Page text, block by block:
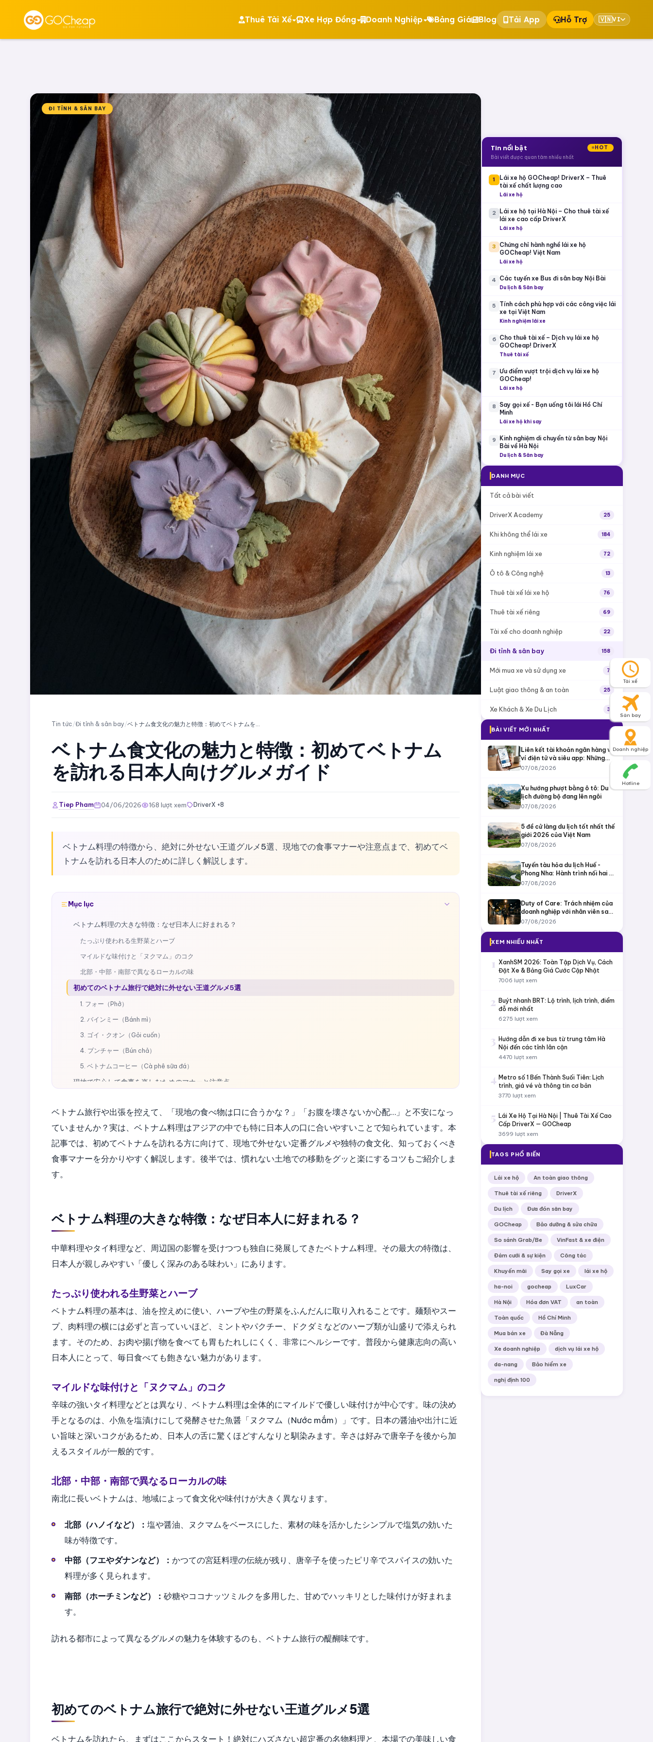
Thuê Tài Xế Xe Hợp Đồng Doanh Nghiệp Bảng Giá Blog Tải App Hỗ Trợ 🇻🇳VI
ĐI TỈNH & SÂN BAY
Tin tức/Đi tỉnh & sân bay/ ベトナム食文化の魅力と特徴：初めてベトナムを訪れる日本人向けグルメガイド
ベトナム食文化の魅力と特徴：初めてベトナム
を訪れる日本人向けグルメガイド
Tiep Pham 04/06/2026 168 lượt xem DriverX +8
ベトナム料理の特徴から、絶対に外せない王道グルメ5選、現地での食事マナーや注意点まで、初めてベ
トナムを訪れる日本人のために詳しく解説します。
Mục lục
ベトナム料理の大きな特徴：なぜ日本人に好まれる？
たっぷり使われる生野菜とハーブ
マイルドな味付けと「ヌクマム」のコク
北部・中部・南部で異なるローカルの味
初めてのベトナム旅行で絶対に外せない王道グルメ5選
1. フォー（Phở）
2. バインミー（Bánh mì）
3. ゴイ・クオン（Gỏi cuốn）
4. ブンチャー（Bún chả）
5. ベトナムコーヒー（Cà phê sữa đá）
現地で安心して食事を楽しむためのマナーと注意点
苦手な香草（パクチーなど）の抜き方
お会計とチップについて
ベトナムのグルメ巡りをより快適にする移動のコツ
ベトナム旅行や出張を控えて、「現地の食べ物は口に合うかな？」「お腹を壊さないか心配…」と不安になっ
ていませんか？実は、ベトナム料理はアジアの中でも特に日本人の口に合いやすいことで知られています。本
記事では、初めてベトナムを訪れる方に向けて、現地で外せない定番グルメや独特の食文化、知っておくべき
食事マナーを分かりやすく解説します。後半では、慣れない土地での移動をグッと楽にするコツもご紹介しま
す。
ベトナム料理の大きな特徴：なぜ日本人に好まれる？
中華料理やタイ料理など、周辺国の影響を受けつつも独自に発展してきたベトナム料理。その最大の特徴は、
日本人が親しみやすい「優しく深みのある味わい」にあります。
たっぷり使われる生野菜とハーブ
ベトナム料理の基本は、油を控えめに使い、ハーブや生の野菜をふんだんに取り入れることです。麺類やスー
プ、肉料理の横には必ずと言っていいほど、ミントやパクチー、ドクダミなどのハーブ類が山盛りで添えられ
ます。そのため、お肉や揚げ物を食べても胃もたれしにくく、非常にヘルシーです。普段から健康志向の高い
日本人にとって、毎日食べても飽きない魅力があります。
マイルドな味付けと「ヌクマム」のコク
辛味の強いタイ料理などとは異なり、ベトナム料理は全体的にマイルドで優しい味付けが中心です。味の決め
手となるのは、小魚を塩漬けにして発酵させた魚醤「ヌクマム（Nước mắm）」です。日本の醤油や出汁に近
い旨味と深いコクがあるため、日本人の舌に驚くほどすんなりと馴染みます。辛さは好みで唐辛子を後から加
えるスタイルが一般的です。
北部・中部・南部で異なるローカルの味
南北に長いベトナムは、地域によって食文化や味付けが大きく異なります。
北部（ハノイなど）：塩や醤油、ヌクマムをベースにした、素材の味を活かしたシンプルで塩気の効いた
味が特徴です。
中部（フエやダナンなど）： かつての宮廷料理の伝統が残り、唐辛子を使ったピリ辛でスパイスの効いた
料理が多く見られます。
南部（ホーチミンなど）：砂糖やココナッツミルクを多用した、甘めでハッキリとした味付けが好まれま
す。
訪れる都市によって異なるグルメの魅力を体験するのも、ベトナム旅行の醍醐味です。
初めてのベトナム旅行で絶対に外せない王道グルメ5選
ベトナムを訪れたら、まずはここからスタート！絶対にハズさない超定番の名物料理と、本場での美味しい食
Tin nổi bật
HOT
Bài viết được quan tâm nhiều nhất
1
Lái xe hộ GOCheap! DriverX – Thuê
tài xế chất lượng cao
Lái xe hộ
2 Lái xe hộ tại Hà Nội – Cho thuê tài xế
lái xe cao cấp DriverX
Lái xe hộ
3 Chứng chỉ hành nghề lái xe hộ
GOCheap! Việt Nam
Lái xe hộ
4 Các tuyến xe Bus đi sân bay Nội Bài
Du lịch & Sân bay
5
Tính cách phù hợp với các công việc lái
xe tại Việt Nam
Kinh nghiệm lái xe
6
Cho thuê tài xế – Dịch vụ lái xe hộ
GOCheap! DriverX
Thuê tài xế
7
Ưu điểm vượt trội dịch vụ lái xe hộ
GOCheap!
Lái xe hộ
8
Say gọi xế - Bạn uống tôi lái Hồ Chí
Minh
Lái xe hộ khi say
9
Kinh nghiệm di chuyển từ sân bay Nội
Bài về Hà Nội
Du lịch & Sân bay
DANH MỤC
Tất cả bài viết
DriverX Academy 25
Khi không thể lái xe 184
Kinh nghiệm lái xe 72
Ô tô & Công nghệ 13
Thuê tài xế lái xe hộ 76
Thuê tài xế riêng 69
Tài xế cho doanh nghiệp 22
Đi tỉnh & sân bay 158
Mới mua xe và sử dụng xe 7
Luật giao thông & an toàn 25
Xe Khách & Xe Du Lịch 3
BÀI VIẾT MỚI NHẤT
Liên kết tài khoản ngân hàng với
ví điện tử và siêu app: Những
điều quan trọng cần chú ý
07/08/2026
Xu hướng phượt bằng ô tô: Du
lịch đường bộ đang lên ngôi
07/08/2026
5 đề cử làng du lịch tốt nhất thế
giới 2026 của Việt Nam
07/08/2026
Tuyến tàu hỏa du lịch Huế -
Phong Nha: Hành trình nối hai di
sản
07/08/2026
Duty of Care: Trách nhiệm của
doanh nghiệp với nhân viên sau
giờ làm
07/08/2026
XEM NHIỀU NHẤT
1 XanhSM 2026: Toàn Tập Dịch Vụ, Cách
Đặt Xe & Bảng Giá Cước Cập Nhật
7006 lượt xem
2 Buýt nhanh BRT: Lộ trình, lịch trình, điểm
đỗ mới nhất
6275 lượt xem
3 Hướng dẫn đi xe bus từ trung tâm Hà
Nội đến các tỉnh lân cận
4470 lượt xem
4 Metro số 1 Bến Thành Suối Tiên: Lịch
trình, giá vé và thông tin cơ bản
3770 lượt xem
5 Lái Xe Hộ Tại Hà Nội | Thuê Tài Xế Cao
Cấp DriverX — GOCheap
3699 lượt xem
TAGS PHỔ BIẾN
Lái xe hộ An toàn giao thông
Thuê tài xế riêng DriverX
Du lịch Đưa đón sân bay
GOCheap Bảo dưỡng & sửa chữa
So sánh Grab/Be VinFast & xe điện
Đám cưới & sự kiện Công tác
Khuyến mãi Say gọi xe lái xe hộ
ha-noi gocheap LuxCar
Hà Nội Hóa đơn VAT an toàn
Toàn quốc Hồ Chí Minh
Mua bán xe Đà Nẵng
Xe doanh nghiệp dịch vụ lái xe hộ
da-nang Bảo hiểm xe
nghị định 100
Tài xế
Sân bay
Doanh nghiệp
Hotline